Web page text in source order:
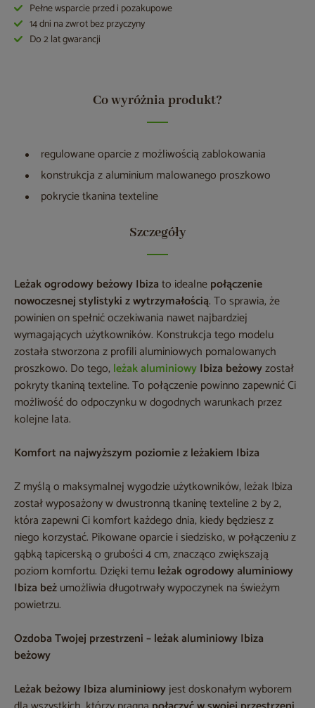
Pełne wsparcie przed i pozakupowe
14 dni na zwrot bez przyczyny
Do 2 lat gwarancji
Co wyróżnia produkt?
regulowane oparcie z możliwością zablokowania
konstrukcja z aluminium malowanego proszkowo
pokrycie tkanina texteline
Szczegóły
Leżak ogrodowy beżowy Ibizato idealnepołączenie
nowoczesnej stylistyki z wytrzymałością. To sprawia, że
powinien on spełnić oczekiwania nawet najbardziej
wymagających użytkowników. Konstrukcja tego modelu
została stworzona z profili aluminiowych pomalowanych
proszkowo. Do tego, leżak aluminiowyIbiza beżowyzostał
pokryty tkaniną texteline. To połączenie powinno zapewnić Ci
możliwość do odpoczynku w dogodnych warunkach przez
kolejne lata.
Komfort na najwyższym poziomie z leżakiem Ibiza
Z myślą o maksymalnej wygodzie użytkowników, leżak Ibiza
został wyposażony w dwustronną tkaninę texteline 2 by 2,
która zapewni Ci komfort każdego dnia, kiedy będziesz z
niego korzystać. Pikowane oparcie i siedzisko, w połączeniu z
gąbką tapicerską o grubości 4 cm, znacząco zwiększają
poziom komfortu. Dzięki temuleżak ogrodowy aluminiowy
Ibiza beżumożliwia długotrwały wypoczynek na świeżym
powietrzu.
Ozdoba Twojej przestrzeni – leżak aluminiowy Ibiza
beżowy
Leżak beżowy Ibiza aluminiowyjest doskonałym wyborem